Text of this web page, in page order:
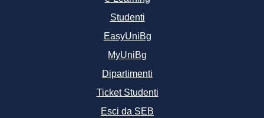
Studenti
EasyUniBg
MyUniBg
Dipartimenti
Ticket Studenti
Esci da SEB